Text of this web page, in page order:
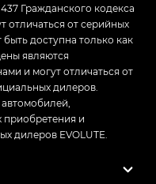
Гражданского кодекса
от серийных
доступна только как
являются
и могут отличаться от
дилеров.
приобретения и
дилеров EVOLUTE.